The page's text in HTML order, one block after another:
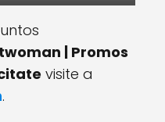
| Promos
visite a
.